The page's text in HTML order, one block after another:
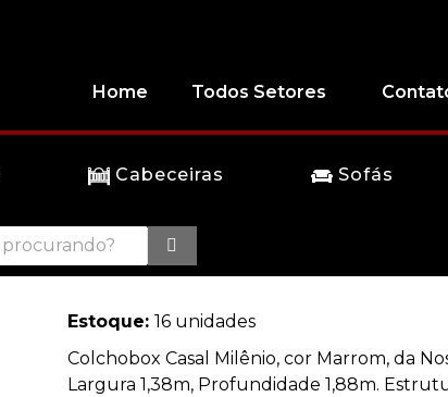
Home Todos Setores
Cabeceiras Sofás
Estoque: 16 unidades
Colchobox Casal Milênio, cor Marrom, da
Largura 1,38m, Profundidade 1,88m.